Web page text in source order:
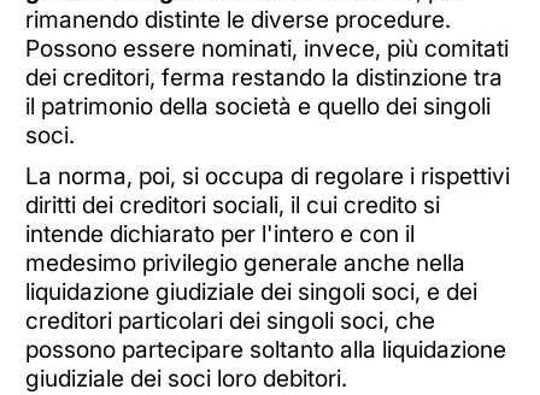
rimanendo distinte le diverse procedure.
Possono essere nominati, invece, più comitati
dei creditori, ferma restando la distinzione tra
il patrimonio della società e quello dei singoli
soci.
La norma, poi, si occupa di regolare i rispettivi
diritti dei creditori sociali, il cui credito si
intende dichiarato per l'intero e con il
medesimo privilegio generale anche nella
liquidazione giudiziale dei singoli soci, e dei
creditori particolari dei singoli soci, che
possono partecipare soltanto alla liquidazione
giudiziale dei soci loro debitori.